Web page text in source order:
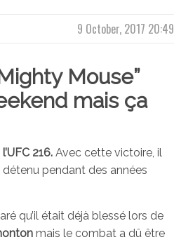
9 October, 2017 20:49
Mouse”
mais ça
l’UFC 216. Avec cette victoire, il
pendant des années
qu’il était déjà blessé lors de
mais le combat a dû être